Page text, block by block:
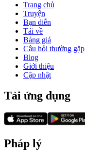
Trang chủ
Truyện
Bạn diễn
Tải về
Bảng giá
Câu hỏi thường gặp
Blog
Giới thiệu
Cập nhật
Tải ứng dụng
Pháp lý